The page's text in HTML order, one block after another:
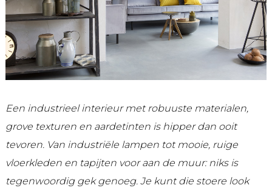
Een industrieel interieur met robuuste materialen,
grove texturen en aardetinten is hipper dan ooit
tevoren. Van industriële lampen tot mooie, ruige
vloerkleden en tapijten voor aan de muur: niks is
tegenwoordig gek genoeg. Je kunt die stoere look